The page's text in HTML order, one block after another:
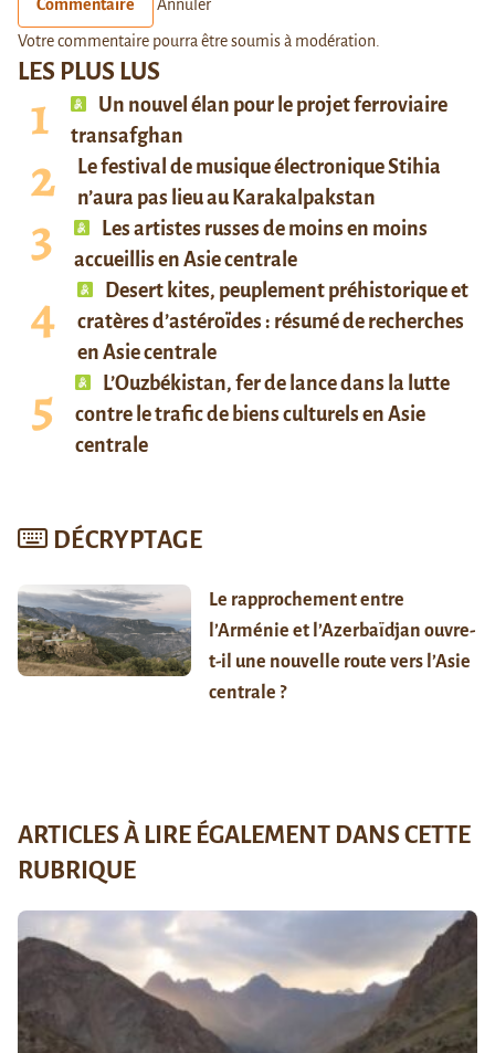
LES PLUS LUS
Un nouvel élan pour le projet ferroviaire
transafghan
Le festival de musique électronique Stihia
n’aura pas lieu au Karakalpakstan
Les artistes russes de moins en moins
accueillis en Asie centrale
Desert kites, peuplement préhistorique et
cratères d’astéroïdes : résumé de recherches
en Asie centrale
L’Ouzbékistan, fer de lance dans la lutte
contre le trafic de biens culturels en Asie
centrale
DÉCRYPTAGE
Le rapprochement entre
l’Arménie et l’Azerbaïdjan ouvre-
t-il une nouvelle route vers l’Asie
centrale ?
Commentaire Annuler
Votre commentaire pourra être soumis à modération.
ARTICLES À LIRE ÉGALEMENT DANS CETTE
RUBRIQUE